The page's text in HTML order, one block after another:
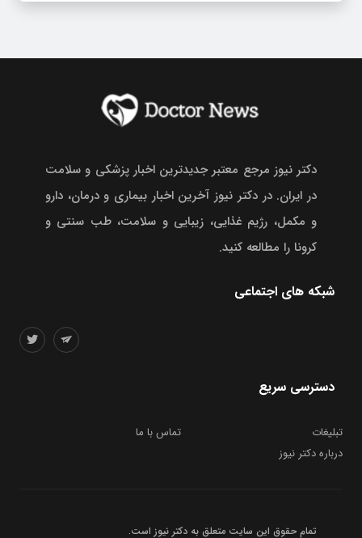
دکتر نیوز مرجع معتبر جدیدترین اخبار پزشکی و سلامت
در ایران. در دکتر نیوز آخرین اخبار بیماری و درمان، دارو
و مکمل، رژیم غذایی، زیبایی و سلامت، طب سنتی و
کرونا را مطالعه کنید.
شبکه های اجتماعی
دسترسی سریع
تبلیغات
تماس با ما
درباره دکتر نیوز
تمام حقوق این سایت متعلق به دکتر نیوز است.